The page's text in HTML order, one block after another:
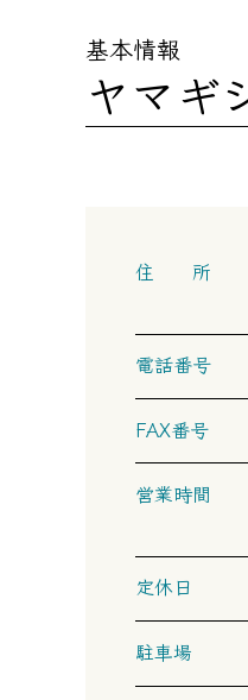
基本情報
ヤマギ
住 所
電話番号
FAX番号
営業時間
定休日
駐車場